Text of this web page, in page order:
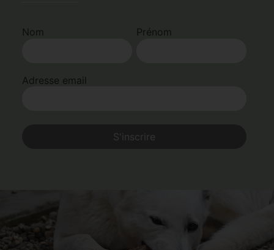
Nom Prénom
Adresse email